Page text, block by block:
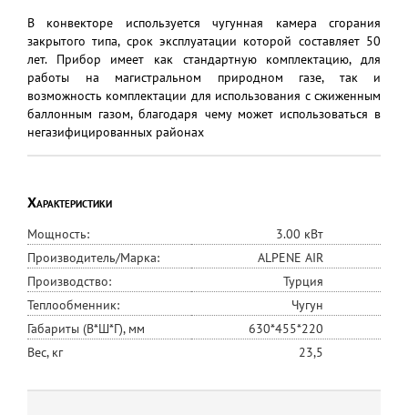
В конвекторе используется чугунная камера сгорания
закрытого типа, срок эксплуатации которой составляет 50
лет. Прибор имеет как стандартную комплектацию, для
работы на магистральном природном газе, так и
возможность комплектации для использования с сжиженным
баллонным газом, благодаря чему может использоваться в
негазифицированных районах
Характеристики
Мощность:
3.00 кВт
Производитель/Марка:
ALPENE AIR
Производство:
Турция
Теплообменник:
Чугун
Габариты (В*Ш*Г), мм
630*455*220
Вес, кг
23,5